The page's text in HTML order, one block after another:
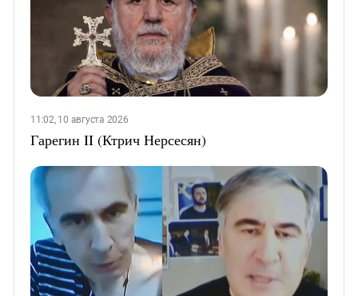
11:02, 10 августа 2026
Гарегин II (Ктрич Нерсесян)